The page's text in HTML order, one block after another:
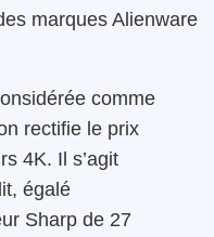
marques Alienware
comme
rectifie le prix
4K. Il s’agit
égalé
Sharp de 27